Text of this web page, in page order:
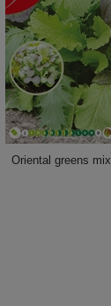
Oriental greens mix